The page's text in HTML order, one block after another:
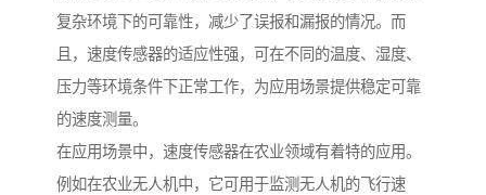
复杂环境下的可靠性，减少了误报和漏报的情况。而
且，速度传感器的适应性强，可在不同的温度、湿度、
压力等环境条件下正常工作，为应用场景提供稳定可靠
的速度测量。
在应用场景中，速度传感器在农业领域有着特的应用。
例如在农业无人机中，它可用于监测无人机的飞行速